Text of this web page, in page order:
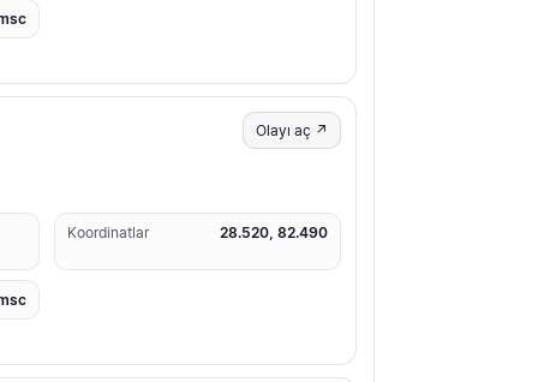
Olayı aç ↗
Koordinatlar 28.520, 82.490